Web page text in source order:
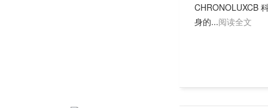
CHRONOLUXCB
身的...阅读全文